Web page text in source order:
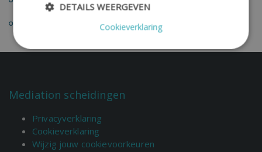
Mediation scheidingen
Privacyverklaring
Cookieverklaring
Wijzig jouw cookievoorkeuren
DETAILS WEERGEVEN
Cookieverklaring